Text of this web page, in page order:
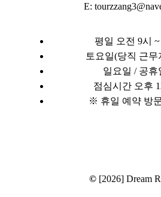
E:
평일 오전 9시 ~
토요일(당직 근무
일요일 / 공휴
점심시간 오후
※ 휴일 예약 방
© [2026] Dream